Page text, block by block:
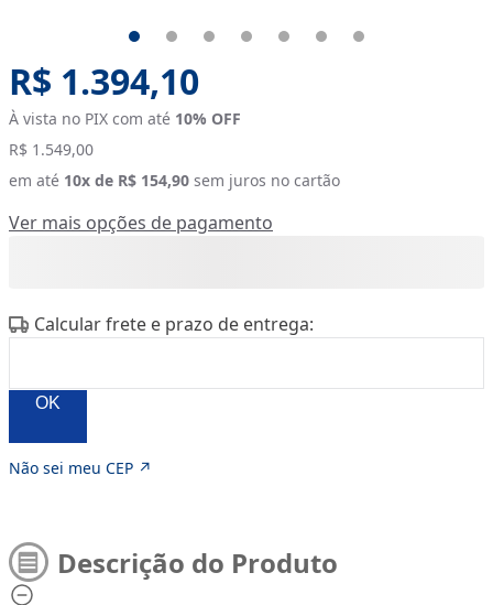
Original price:
R$ 1.394,10
À vista no PIX com até 10% OFF
R$ 1.549,00
em até 10x de R$ 154,90 sem juros no cartão
Ver mais opções de pagamento
Calcular frete e prazo de entrega:
OK
Não sei meu CEP ↗
Descrição do Produto